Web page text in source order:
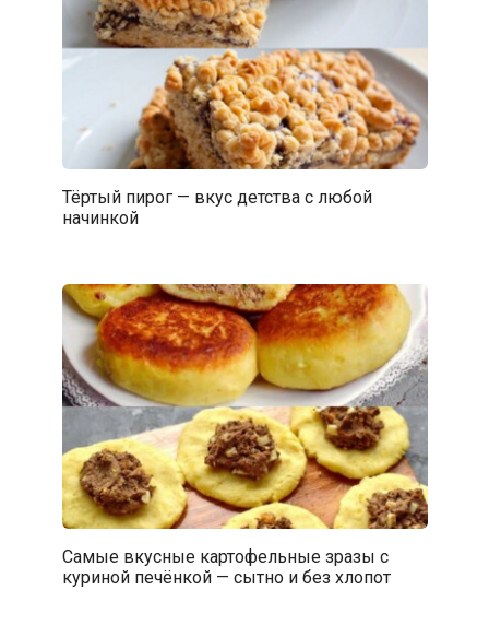
Тёртый пирог — вкус детства с любой
начинкой
Самые вкусные картофельные зразы с
куриной печёнкой — сытно и без хлопот